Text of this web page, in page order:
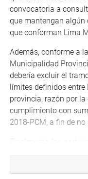
convocatoria a
que mantengan
que conforman Lima
Además, conforme a
Municipalidad
debería excluir el
límites definidos
provincia, razón por
cumplimiento con
2018-PCM, a fin de
momento de la toma
eventual creación de